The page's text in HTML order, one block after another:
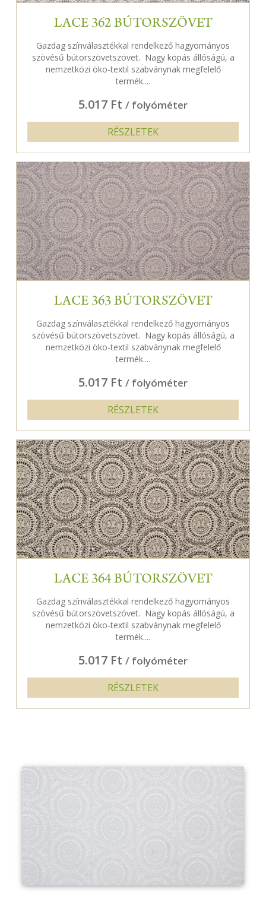
LACE 362 BÚTORSZÖVET
Gazdag színválasztékkal rendelkező hagyományos
szövésű bútorszövetszövet. Nagy kopás állóságú, a
nemzetközi öko-textil szabványnak megfelelő
termék....
5.017 Ft / folyóméter
RÉSZLETEK
LACE 363 BÚTORSZÖVET
Gazdag színválasztékkal rendelkező hagyományos
szövésű bútorszövetszövet. Nagy kopás állóságú, a
nemzetközi öko-textil szabványnak megfelelő
termék....
5.017 Ft / folyóméter
RÉSZLETEK
LACE 364 BÚTORSZÖVET
Gazdag színválasztékkal rendelkező hagyományos
szövésű bútorszövetszövet. Nagy kopás állóságú, a
nemzetközi öko-textil szabványnak megfelelő
termék....
5.017 Ft / folyóméter
RÉSZLETEK